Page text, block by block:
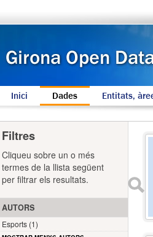
Inici Dades Entitats,
Filtres
Cliqueu sobre un o més
termes de la llista següent
per filtrar els resultats.
AUTORS
Esports (1)